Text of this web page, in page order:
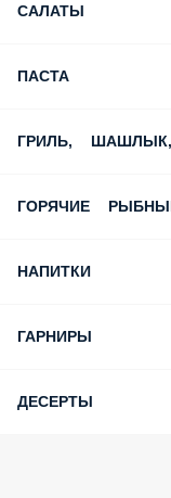
САЛАТЫ
ПАСТА
ГРИЛЬ, ШАШЛЫК,
ГОРЯЧИЕ РЫБНЫЕ
НАПИТКИ
ГАРНИРЫ
ДЕСЕРТЫ